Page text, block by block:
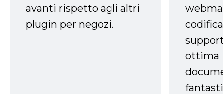
avanti rispetto agli altri
plugin per negozi.
ottima